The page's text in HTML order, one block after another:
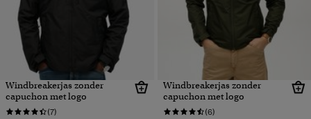
Windbreakerjas zonder
capuchon met logo
(7)
Windbreakerjas zonder
capuchon met logo
(6)